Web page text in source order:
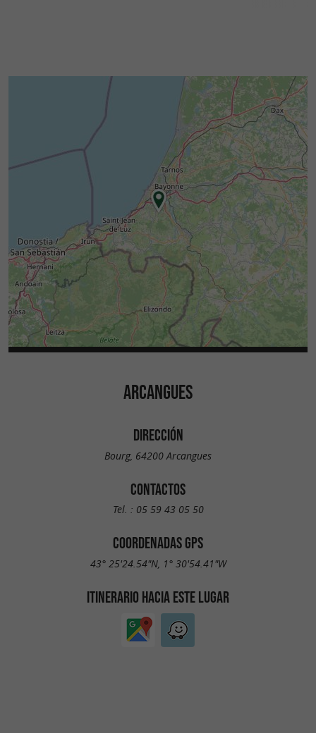
ARCANGUES
DIRECCIÓN
Bourg, 64200 Arcangues
CONTACTOS
Tel. : 05 59 43 05 50
COORDENADAS GPS
43° 25'24.54"N, 1° 30'54.41"W
ITINERARIO HACIA ESTE LUGAR